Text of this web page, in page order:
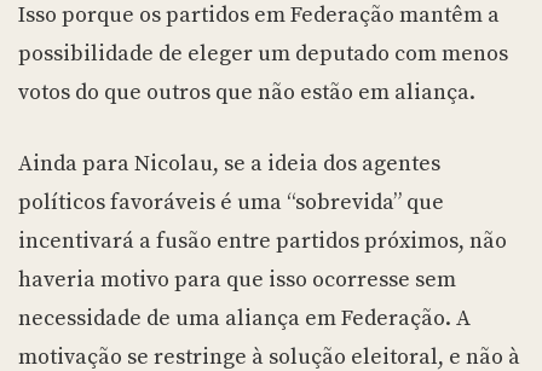
Isso porque os partidos em Federação mantêm a
possibilidade de eleger um deputado com menos
votos do que outros que não estão em aliança.
Ainda para Nicolau, se a ideia dos agentes
políticos favoráveis é uma “sobrevida” que
incentivará a fusão entre partidos próximos, não
haveria motivo para que isso ocorresse sem
necessidade de uma aliança em Federação. A
motivação se restringe à solução eleitoral, e não à